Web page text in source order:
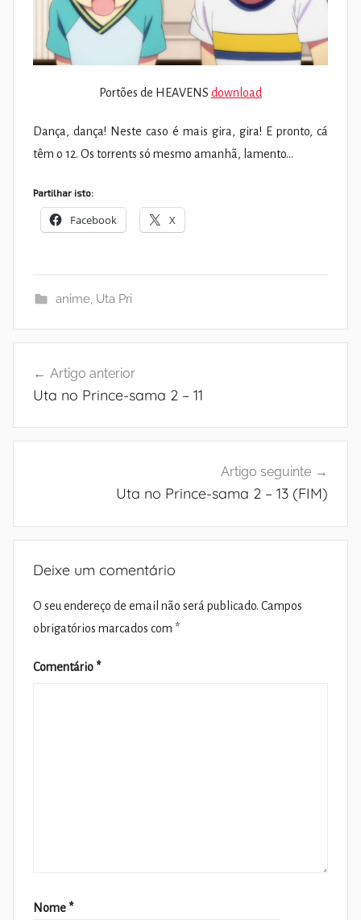
Portões de HEAVENS download
Dança, dança! Neste caso é mais gira, gira! E pronto, cá
têm o 12. Os torrents só mesmo amanhã, lamento…
Partilhar isto:
Facebook X
anime, Uta Pri
de
Artigo anterior
Uta no Prince-sama 2 – 11
Artigo seguinte
Uta no Prince-sama 2 – 13 (FIM)
Deixe um comentário
O seu endereço de email não será publicado. Campos
obrigatórios marcados com *
Comentário *
Nome *